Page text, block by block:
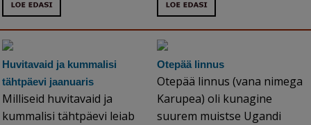
Huvitavaid ja kummalisi
tähtpäevi jaanuaris
Milliseid huvitavaid ja
kummalisi tähtpäevi leiab
Otepää linnus
Otepää linnus (vana nimega
Karupea) oli kunagine
suurem muistse Ugandi